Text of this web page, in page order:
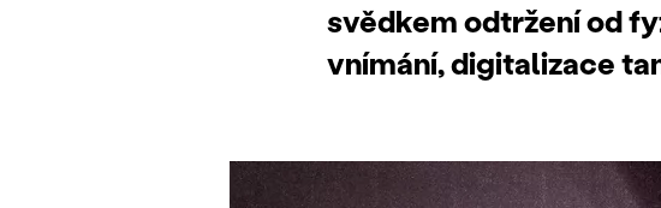
svědkem odtržení od
vnímání, digitalizace